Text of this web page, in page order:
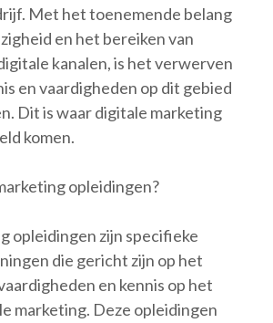
Met het toenemende belang
en het bereiken van
kanalen, is het verwerven
en vaardigheden op dit gebied
Dit is waar digitale marketing
komen.
opleidingen?
opleidingen zijn specifieke
die gericht zijn op het
en kennis op het
marketing. Deze opleidingen